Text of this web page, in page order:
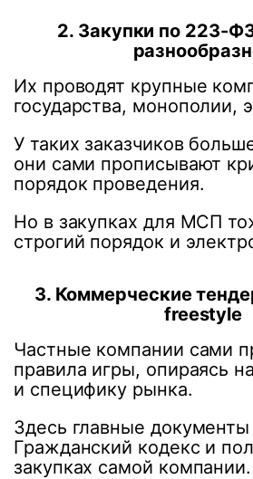
2. Закупки по 223-
Их проводят крупные
государства, монополии,
У таких заказчиков
они сами прописывают
порядок проведения.
Но в закупках для МСП
строгий порядок и
3. Коммерческие
freestyle
Частные компании сами
правила игры, опираясь
и специфику рынка.
Здесь главные
Гражданский кодекс и
закупках самой компании.